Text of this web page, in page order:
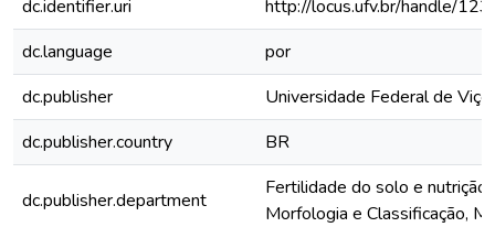
dc.identifier.uri
http://locus.ufv.br/handle/
dc.language
por
dc.publisher
Universidade Federal de
dc.publisher.country
BR
dc.publisher.department
Fertilidade do solo e nutrição
Morfologia e Classificação,